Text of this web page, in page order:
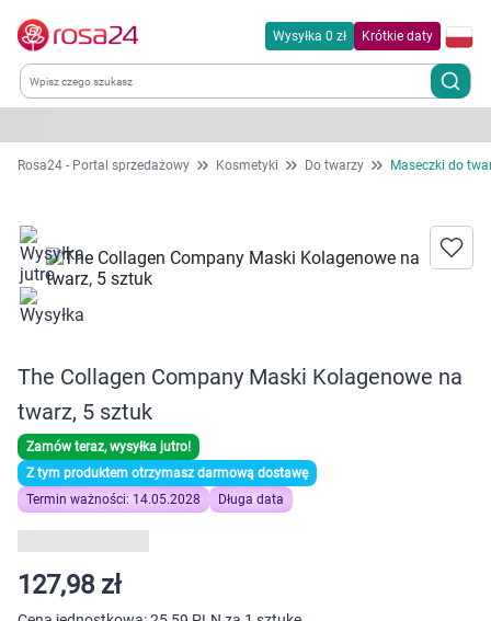
Wysyłka 0 zł Krótkie daty
Kategorie
Dla zwierząt
Dom i ogród
Zdrowie
Kobieta w ciąży i mama
Dziecko
Higiena
Rosa24 - Portal sprzedażowy Kosmetyki Do twarzy Maseczki do
The Collagen Company Maski Kolagenowe na
twarz, 5 sztuk
Zamów teraz, wysyłka jutro!
Z tym produktem otrzymasz darmową dostawę
Termin ważności: 14.05.2028
Długa data
127,98 zł